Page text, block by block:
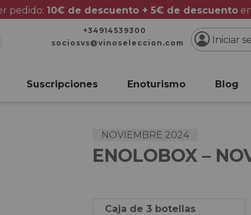
pedido: 10€ de descuento + 5€ de descuento
+34914539300
sociosvs@vinoseleccion.com
Iniciar
Suscripciones Enoturismo Blog
NOVIEMBRE 2024
ENOLOBOX –
Caja de 3 botellas